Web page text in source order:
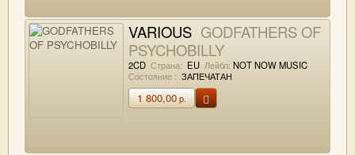
VARIOUS GODFATHERS OF
PSYCHOBILLY
2CD Страна: EU Лейбл: NOT NOW MUSIC
Состояние : ЗАПЕЧАТАН
1 800,00р.